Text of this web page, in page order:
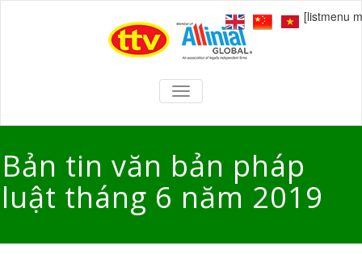
TOGGLE
NAVIGATION
Bản tin văn bản pháp
luật tháng 6 năm 2019
[listmenu